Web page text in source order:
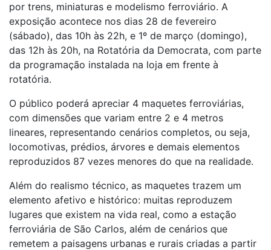
por trens, miniaturas e modelismo ferroviário. A
exposição acontece nos dias 28 de fevereiro
(sábado), das 10h às 22h, e 1º de março (domingo),
das 12h às 20h, na Rotatória da Democrata, com parte
da programação instalada na loja em frente à
rotatória.
O público poderá apreciar 4 maquetes ferroviárias,
com dimensões que variam entre 2 e 4 metros
lineares, representando cenários completos, ou seja,
locomotivas, prédios, árvores e demais elementos
reproduzidos 87 vezes menores do que na realidade.
Além do realismo técnico, as maquetes trazem um
elemento afetivo e histórico: muitas reproduzem
lugares que existem na vida real, como a estação
ferroviária de São Carlos, além de cenários que
remetem a paisagens urbanas e rurais criadas a partir